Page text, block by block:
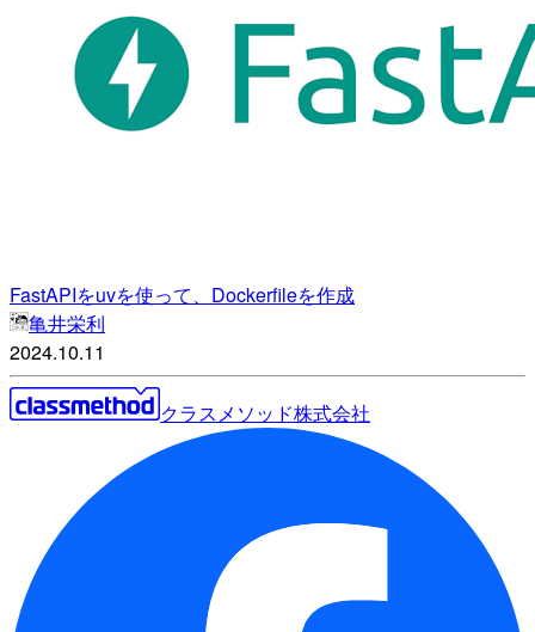
FastAPIをuvを使って、Dockerfileを作成
亀井栄利
2024.10.11
クラスメソッド株式会社